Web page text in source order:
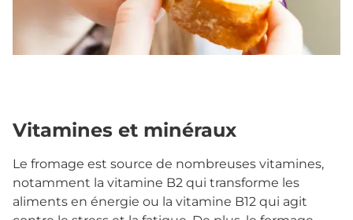
Vitamines et minéraux
Le fromage est source de nombreuses vitamines,
notamment la vitamine B2 qui transforme les
aliments en énergie ou la vitamine B12 qui agit